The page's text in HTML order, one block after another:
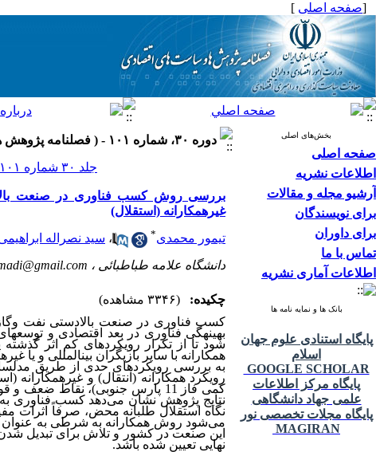
[صفحه اصلی ]
بخش‌های اصلی
صفحه اصلی
اطلاعات نشریه
آرشیو مجله و مقالات
برای نویسندگان
برای داوران
تماس با ما
اطلاعات آماری نشریه
بانک ها و نمایه نامه ها
پایگاه استنادی علوم جهان
اسلام
GOOGLE SCHOLAR
پایگاه مرکز اطلاعات
علمی جهاد دانشگاهی
پایگاه مجلات تخصصی نور
MAGIRAN
دوره ۳۰، شماره ۱۰۱ - ( فصلنامه پژوهش ها و سیاست های اقتصادی ۱۴۰۱ )
جلد ۳۰ شماره ۱۰۱ صفحات ۵۰۴-۴۶۵
بررسی روش کسب فناوری در صنعت
غیرهمکارانه (استقلال)
تیمور محمدی* ، سید نصراله
دانشگاه علامه طباطبائی ،
چکیده:
(۳۳۴۶ مشاهده)
کسب فناوری در صنعت بالادستی نفت وگاز
بهینه‏گی فناوری در بعد اقتصادی و
شود تا از تکرار رویکردهای کم اثر
همکارانه با سایر بازیگران بین‏المللی و یا
به بررسی رویکردهای حدی از طریق
رویکرد همکارانه (انتقال) و غیرهمکارانه
کمی فاز 11 پارس جنوبی)، نقاط
نتایج پژوهش نشان می‌دهد کسب فناوری
نگاه استقلال طلبانه محض، صرفاً اثرات
می‌شود روش همکارانه به شرطی به عنوان
این صنعت در کشور و تلاش برای تبدیل
نهایی تعیین شده باشد.